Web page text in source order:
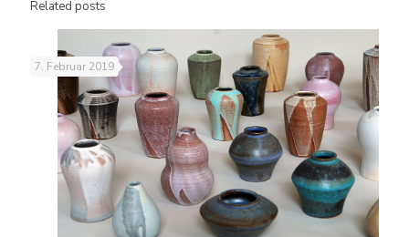
Related posts
7. Februar 2019